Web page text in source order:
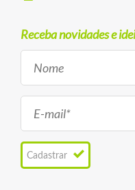
Receba novidades e
Cadastrar